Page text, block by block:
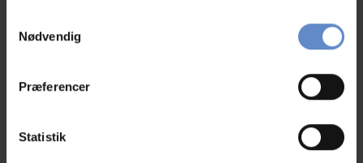
tilbage eller ændre indstillinger fra vores
"Cookiedeklaration", eller ved at trykke på "Privacy
Indsamle præcise oplysninger om din placering,
Nødvendig
Præferencer
Statistik